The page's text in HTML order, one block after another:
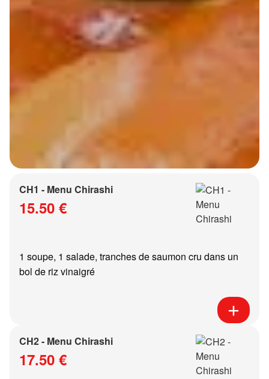
CH1 - Menu Chirashi
15.50 €
1 soupe, 1 salade, tranches de saumon cru dans un
bol de riz vinaigré
CH2 - Menu Chirashi
17.50 €